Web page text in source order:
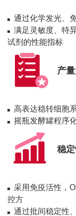
通过化学发光、
满足灵敏度、特
试剂的性能指标
产
高表达稳转细胞
摇瓶发酵罐程序
稳
采用免疫活性，
控方
通过批间稳定性